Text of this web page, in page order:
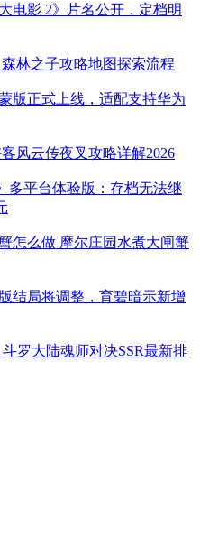
电影 2》片名公开，定档明
林之子攻略地图探索流程
版正式上线，适配支持华为
风云传夜叉攻略详解2026
多平台体验版：存档无法继
怎么做 摩尔庄园水煮大闸蟹
结局将调整，育碧暗示新增
罗大陆魂师对决SSR最新排